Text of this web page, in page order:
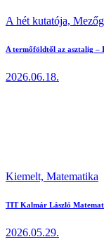
A hét kutatója,
A termőföldtől az asztalig –
2026.06.18.
Kiemelt, Matematika
TIT Kalmár László
2026.05.29.